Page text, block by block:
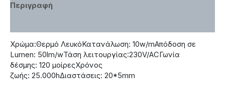
Περιγραφή
Χρώμα:Θερμό ΛευκόΚατανάλωση: 10w/mΑπόδοση σε
Lumen: 50lm/wΤάση λειτουργίας:230V/ACΓωνία
δέσμης: 120 μοίρεςΧρόνος
ζωής: 25.000hΔιαστάσεις: 20*5mm